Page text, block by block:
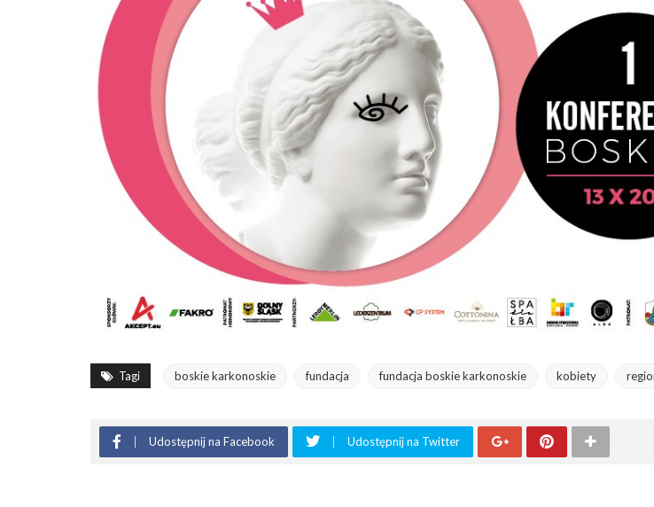
Tagi boskie karkonoskie fundacja fundacja boskie karkonoskie kobiety
Udostępnij na Facebook Udostępnij na Twitter